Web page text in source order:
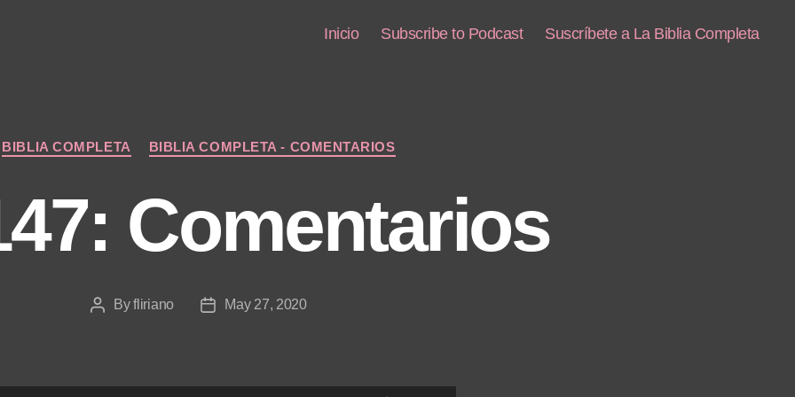
Inicio Subscribe to Podcast Suscríbete a La Biblia Completa
Categories
BIBLIA COMPLETA BIBLIA COMPLETA - COMENTARIOS
Comentarios
PostByfliriano
PostMay 27, 2020